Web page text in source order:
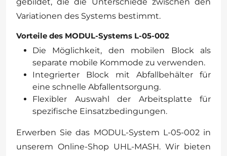
Variationen des Systems bestimmt.
Vorteile des MODUL-Systems L-05-002
Die Möglichkeit, den mobilen Block als
separate mobile Kommode zu verwenden.
Integrierter Block mit Abfallbehälter für
eine schnelle Abfallentsorgung.
Flexibler Auswahl der Arbeitsplatte für
spezifische Einsatzbedingungen.
Erwerben Sie das MODUL-System L-05-002 in
unserem Online-Shop UHL-MASH. Wir bieten